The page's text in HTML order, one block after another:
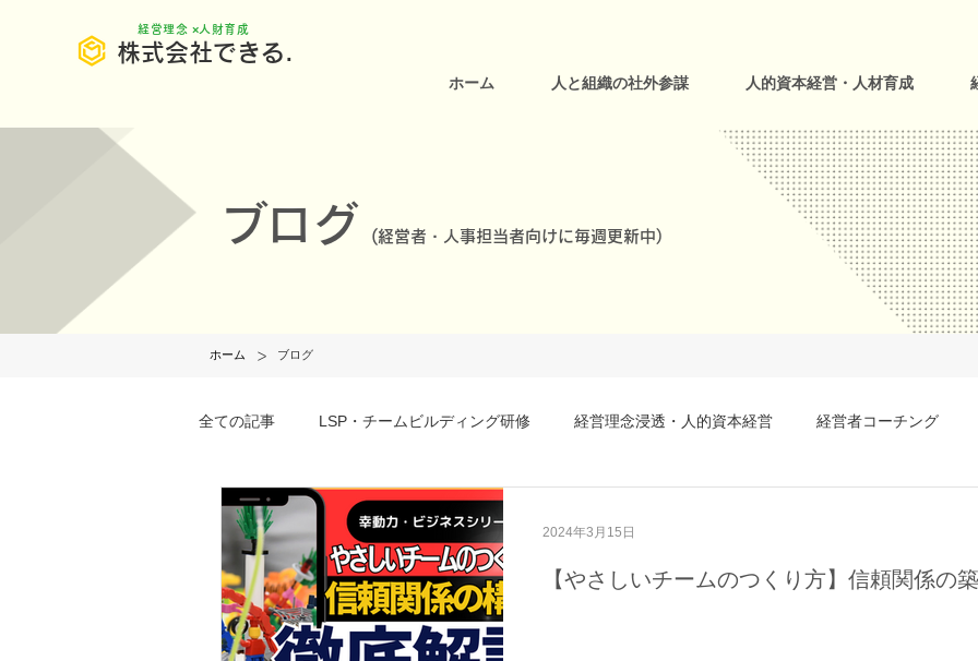
株式会社できる.
​経営理念 ×人財育成
ホーム 人と組織の社外参謀 人的資本経営・人材育成
ブログ (経営者・人事担当者向けに毎週更新中)
ホーム > ブログ
全ての記事 LSP・チームビルディング研修 経営理念浸透・人的資本経営 経営者コーチング
事例・お客様の声
【やさしいチームのつくり方】信頼関係の
2024年3月15日